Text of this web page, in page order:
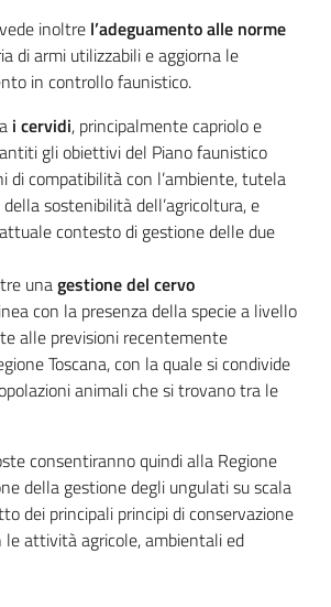
inoltre l’adeguamento alle norme
di armi utilizzabili e aggiorna le
in controllo faunistico.
i cervidi, principalmente capriolo e
gli obiettivi del Piano faunistico
di compatibilità con l’ambiente, tutela
sostenibilità dell’agricoltura, e
contesto di gestione delle due
unagestione del cervo
con la presenza della specie a livello
alle previsioni recentemente
Toscana, con la quale si condivide
animali che si trovano tra le
consentiranno quindi alla Regione
della gestione degli ungulati su scala
dei principali principi di conservazione
attività agricole, ambientali ed